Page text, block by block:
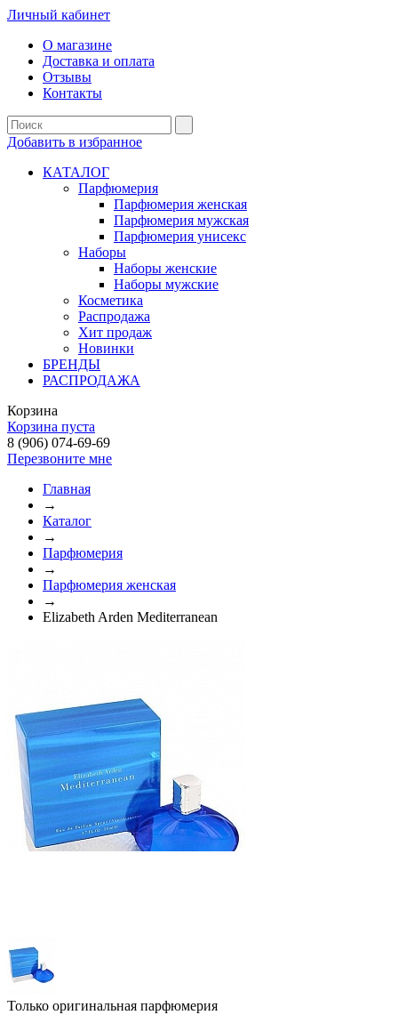
Личный кабинет
О магазине
Доставка и оплата
Отзывы
Контакты
Добавить в избранное
КАТАЛОГ
Парфюмерия
Парфюмерия женская
Парфюмерия мужская
Парфюмерия унисекс
Наборы
Наборы женские
Наборы мужские
Косметика
Распродажа
Хит продаж
Новинки
БРЕНДЫ
РАСПРОДАЖА
Корзина
Корзина пуста
8 (906) 074-69-69
Перезвоните мне
Главная
→
Каталог
→
Парфюмерия
→
Парфюмерия женская
→
Elizabeth Arden Mediterranean
Только оригинальная парфюмерия